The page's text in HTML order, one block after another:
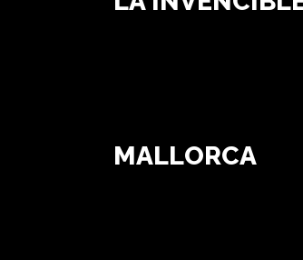
MALLORCA